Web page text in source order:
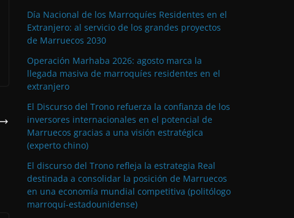
Día Nacional de los Marroquíes Residentes en el
Extranjero: al servicio de los grandes proyectos
de Marruecos 2030
Operación Marhaba 2026: agosto marca la
llegada masiva de marroquíes residentes en el
extranjero
El Discurso del Trono refuerza la confianza de los
inversores internacionales en el potencial de
Marruecos gracias a una visión estratégica
(experto chino)
El discurso del Trono refleja la estrategia Real
destinada a consolidar la posición de Marruecos
en una economía mundial competitiva (politólogo
marroquí-estadounidense)